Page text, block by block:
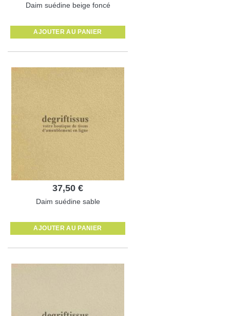
Daim suédine beige foncé
AJOUTER AU PANIER
37,50 €
Daim suédine sable
AJOUTER AU PANIER